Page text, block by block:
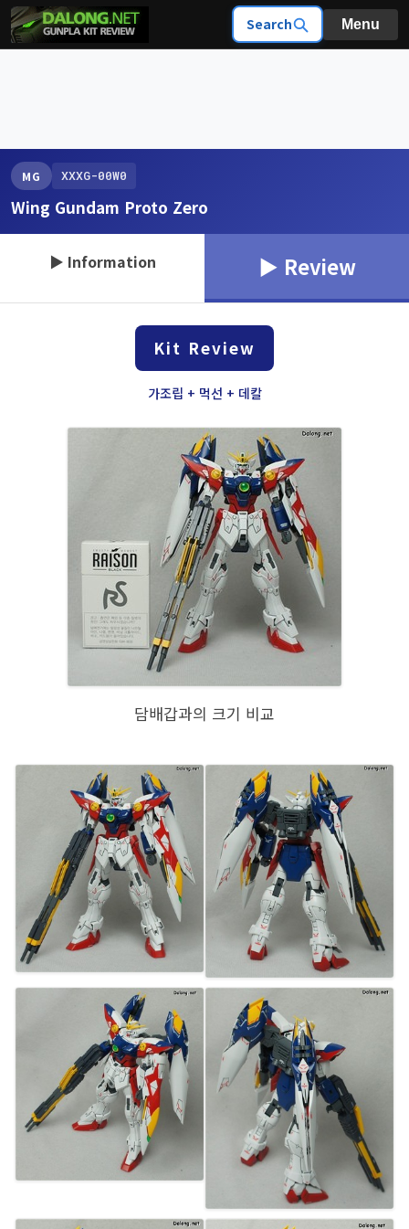
Search Menu
MG XXXG-00W0
Wing Gundam Proto Zero
▶ Information ▶ Review
Kit Review
가조립 + 먹선 + 데칼
담배갑과의 크기 비교